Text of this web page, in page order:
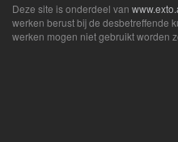
Deze site is onderdeel van
werken berust bij de desbetreffende
werken mogen niet gebruikt worden